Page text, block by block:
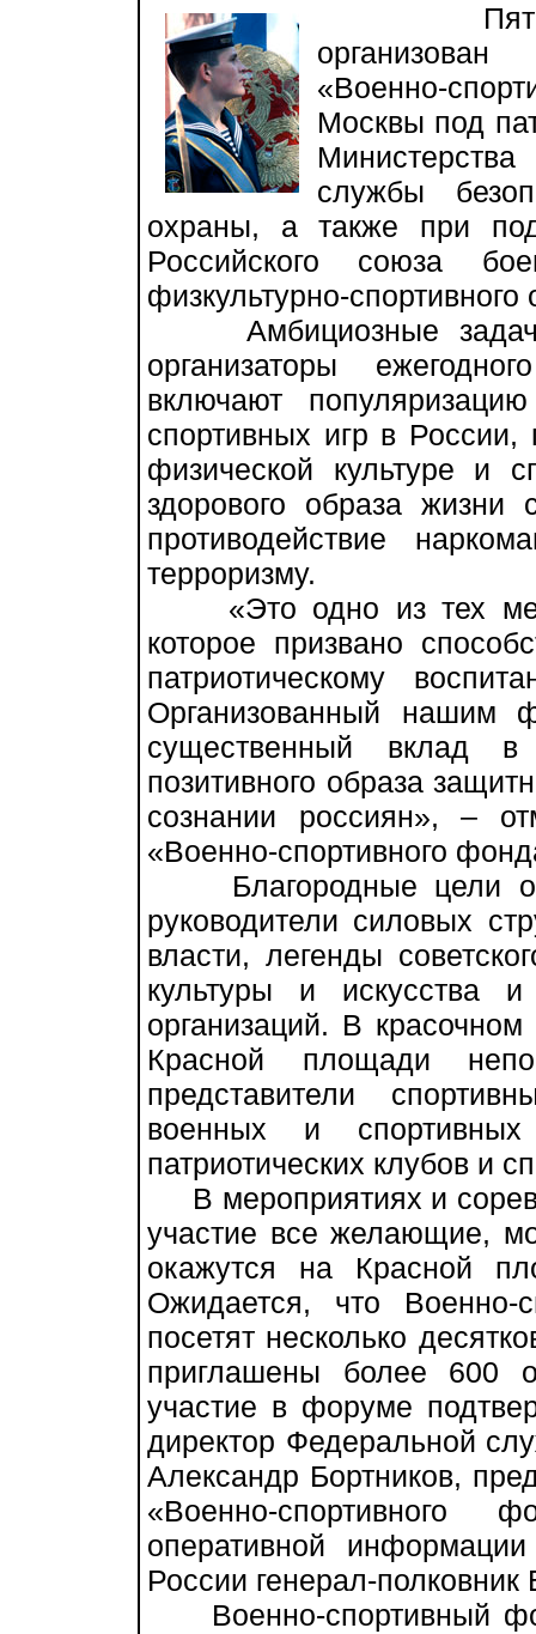
Пятый
организован
«Военно-
Москвы под
службы
охраны, а также при
Российского союза
физкультурно-
Амбициозные задачи,
организаторы
включают
спортивных игр в
физической культуре и
здорового образа
противодействие
терроризму.
«Это одно из тех
которое призвано
патриотическому
Организованный нашим
существенный вклад
позитивного образа
сознании россиян», –
«Военно-спортивного
Благородные цели
руководители силовых
власти, легенды
культуры и искусства и
организаций. В
Красной площади
представители
военных и
патриотических клубов и
В мероприятиях и
участие все желающие,
окажутся на Красной
Ожидается, что
посетят несколько
приглашены более 600
участие в форуме
директор Федеральной
Александр Бортников,
«Военно-спортивного
оперативной
России генерал-полковник
Военно-спортивный